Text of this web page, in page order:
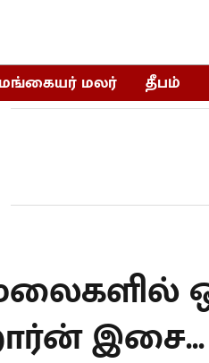
மங்கையர் மலர் தீபம்
இசை...